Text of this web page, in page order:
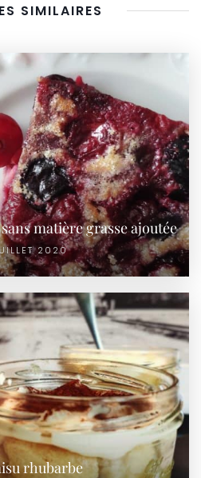
SIMILAIRES
matière grasse ajoutée
2020
rhubarbe